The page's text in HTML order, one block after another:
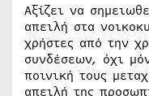
Αξίζει να
απειλή στα
χρήστες από την
συνδέσεων, όχι
ποινική τους
απειλή της